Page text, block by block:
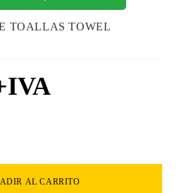
TOALLAS TOWEL
AL CARRITO